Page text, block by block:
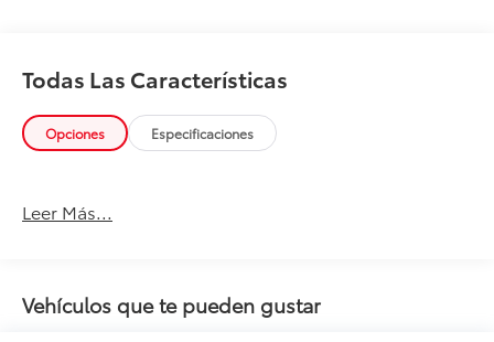
Todas Las Características
Opciones Especificaciones
Leer Más...
Vehículos que te pueden gustar